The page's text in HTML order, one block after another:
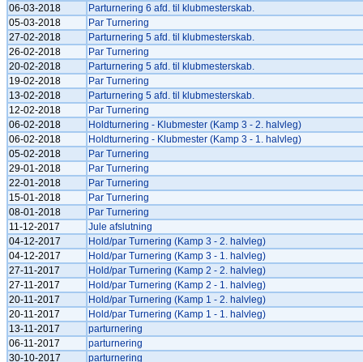
06-03-2018
Parturnering 6 afd. til klubmesterskab.
05-03-2018
Par Turnering
27-02-2018
Parturnering 5 afd. til klubmesterskab.
26-02-2018
Par Turnering
20-02-2018
Parturnering 5 afd. til klubmesterskab.
19-02-2018
Par Turnering
13-02-2018
Parturnering 5 afd. til klubmesterskab.
12-02-2018
Par Turnering
06-02-2018
Holdturnering - Klubmester (Kamp 3 - 2. halvleg)
06-02-2018
Holdturnering - Klubmester (Kamp 3 - 1. halvleg)
05-02-2018
Par Turnering
29-01-2018
Par Turnering
22-01-2018
Par Turnering
15-01-2018
Par Turnering
08-01-2018
Par Turnering
11-12-2017
Jule afslutning
04-12-2017
Hold/par Turnering (Kamp 3 - 2. halvleg)
04-12-2017
Hold/par Turnering (Kamp 3 - 1. halvleg)
27-11-2017
Hold/par Turnering (Kamp 2 - 2. halvleg)
27-11-2017
Hold/par Turnering (Kamp 2 - 1. halvleg)
20-11-2017
Hold/par Turnering (Kamp 1 - 2. halvleg)
20-11-2017
Hold/par Turnering (Kamp 1 - 1. halvleg)
13-11-2017
parturnering
06-11-2017
parturnering
30-10-2017
parturnering